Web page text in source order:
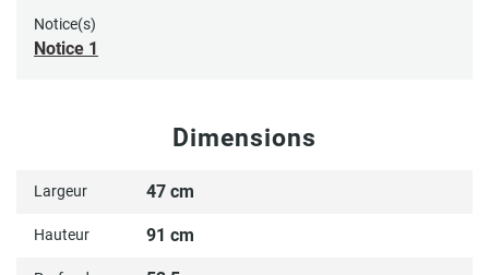
Notice(s)
Notice 1
Dimensions
Largeur 47 cm
Hauteur 91 cm